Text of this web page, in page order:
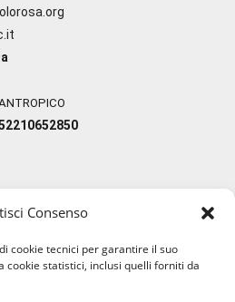
Consenso
cookie tecnici per garantire il suo
statistici, inclusi quelli forniti da